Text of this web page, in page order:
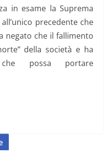
in esame la Suprema
precedente che
negato che il fallimento
della società e ha
possa portare